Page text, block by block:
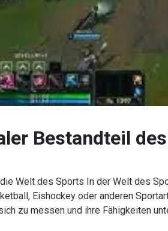
Bestandteil
Welt des Sports In der Welt des
Eishockey oder anderen
zu messen und ihre Fähigkeiten